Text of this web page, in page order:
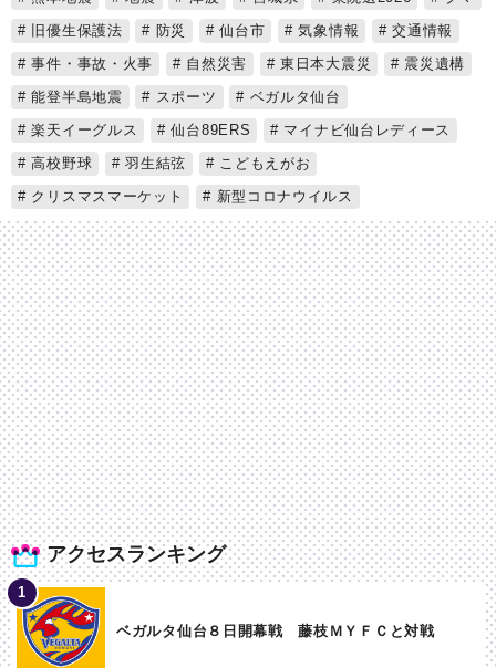
アクセスランキング
ベガルタ仙台８日開幕戦 藤枝ＭＹＦＣと対戦
旧優生保護法
防災 仙台市 気象情報
交通情報
事件・事故・火事
自然災害 東日本大震災
震災遺構
能登半島地震
スポーツ
ベガルタ仙台
楽天イーグルス
仙台89ERS
マイナビ仙台レディース
高校野球
羽生結弦
こどもえがお
クリスマスマーケット
新型コロナウイルス